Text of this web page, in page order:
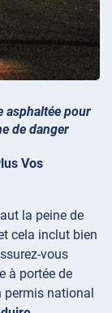
asphaltée pour
de danger
Vos
la peine de
cela inclut bien
vous
à portée de
permis national